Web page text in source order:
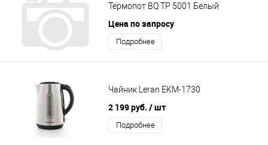
Термопот BQ TP 5001 Белый
Цена по запросу
Подробнее
Чайник Leran EKM-1730
2 199 руб. / шт
Подробнее